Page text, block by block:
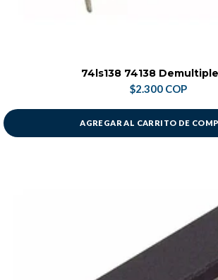
74ls138 74138
$2.300 COP
AGREGAR AL CARRITO DE